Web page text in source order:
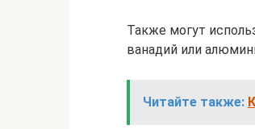
Также могут
ванадий или
Читайте также: